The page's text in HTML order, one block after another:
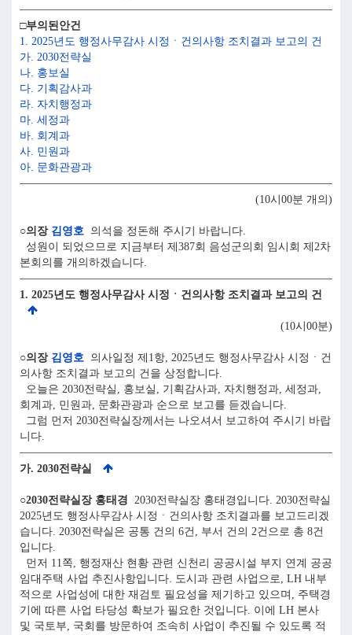
□부의된안건
1. 2025년도 행정사무감사 시정ㆍ건의사항 조치결과 보고의 건
가. 2030전략실
나. 홍보실
다. 기획감사과
라. 자치행정과
마. 세정과
바. 회계과
사. 민원과
아. 문화관광과
(10시00분 개의)
○의장 김영호 의석을 정돈해 주시기 바랍니다.
성원이 되었으므로 지금부터 제387회 음성군의회 임시회 제2차
본회의를 개의하겠습니다.
1. 2025년도 행정사무감사 시정ㆍ건의사항 조치결과 보고의 건
(10시00분)
○의장 김영호 의사일정 제1항, 2025년도 행정사무감사 시정ㆍ건
의사항 조치결과 보고의 건을 상정합니다.
오늘은 2030전략실, 홍보실, 기획감사과, 자치행정과, 세정과,
회계과, 민원과, 문화관광과 순으로 보고를 듣겠습니다.
그럼 먼저 2030전략실장께서는 나오셔서 보고하여 주시기 바랍
니다.
가. 2030전략실
○2030전략실장 홍태경 2030전략실장 홍태경입니다. 2030전략실
2025년도 행정사무감사 시정ㆍ건의사항 조치결과를 보고드리겠
습니다. 2030전략실은 공통 건의 6건, 부서 건의 2건으로 총 8건
입니다.
먼저 11쪽, 행정재산 현황 관련 신천리 공공시설 부지 연계 공공
임대주택 사업 추진사항입니다. 도시과 관련 사업으로, LH 내부
적으로 사업성에 대한 재검토 필요성을 제기하고 있으며, 주택경
기에 따른 사업 타당성 확보가 필요한 것입니다. 이에 LH 본사
및 국토부, 국회를 방문하여 조속히 사업이 추진될 수 있도록 적